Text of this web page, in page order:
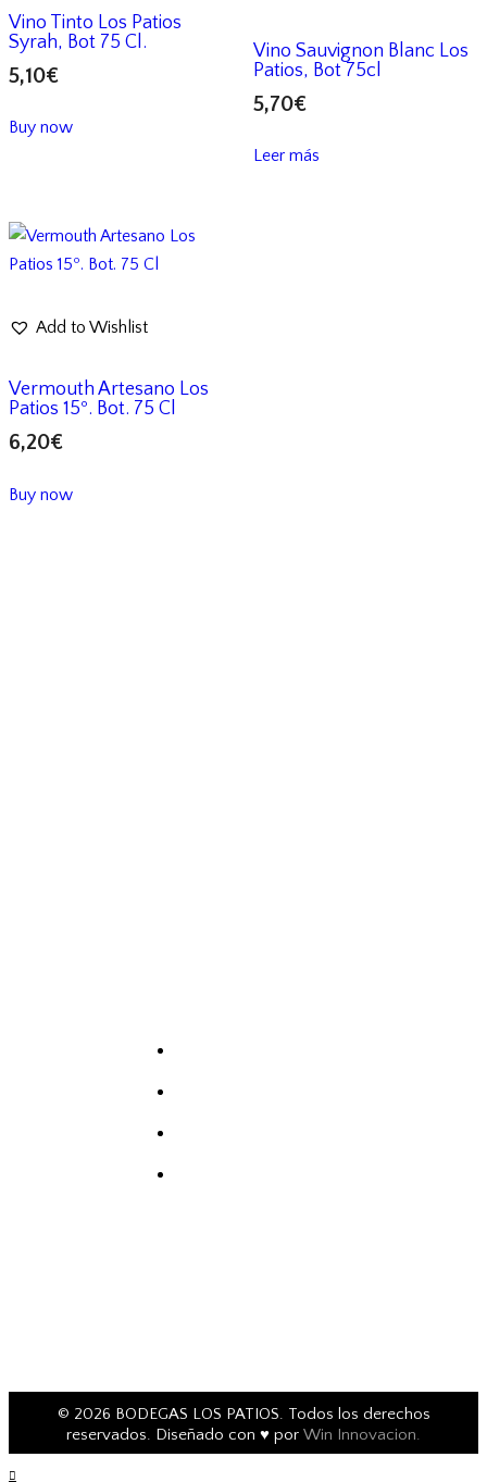
Vino Tinto Los Patios
Syrah, Bot 75 Cl.
5,10€
Buy now
Vino Sauvignon Blanc Los
Patios, Bot 75cl
5,70€
Leer más
Add to Wishlist
Vermouth Artesano Los
Patios 15º. Bot. 75 Cl
6,20€
Buy now
© 2026 BODEGAS LOS PATIOS. Todos los derechos
reservados. Diseñado con ♥ por Win Innovacion.